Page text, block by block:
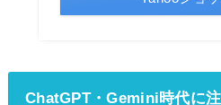
ChatGPT・Gemini時代に